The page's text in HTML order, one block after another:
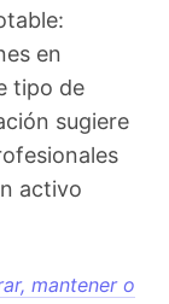
en
tipo de
sugiere
activo
mantener o